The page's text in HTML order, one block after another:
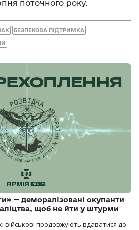
поточного року.
БЕЗПЕКОВА ПІДТРИМКА
— деморалізовані окупанти
щоб не йти у штурми
військові продовжують вдаватися до